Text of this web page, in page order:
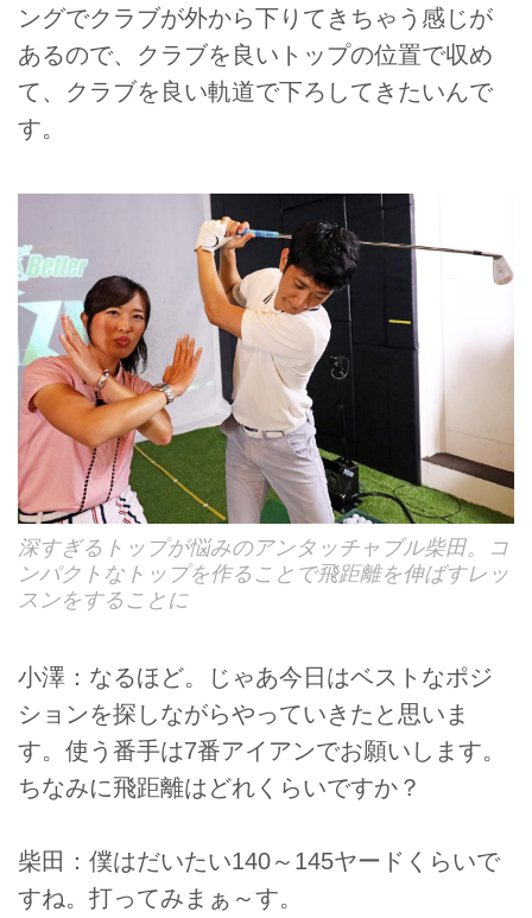
ングでクラブが外から下りてきちゃう感じが
あるので、クラブを良いトップの位置で収め
て、クラブを良い軌道で下ろしてきたいんで
す。
深すぎるトップが悩みのアンタッチャブル柴田。コ
ンパクトなトップを作ることで飛距離を伸ばすレッ
スンをすることに
小澤：なるほど。じゃあ今日はベストなポジ
ションを探しながらやっていきたと思いま
す。使う番手は7番アイアンでお願いします。
ちなみに飛距離はどれくらいですか？
柴田：僕はだいたい140～145ヤードくらいで
すね。打ってみまぁ～す。